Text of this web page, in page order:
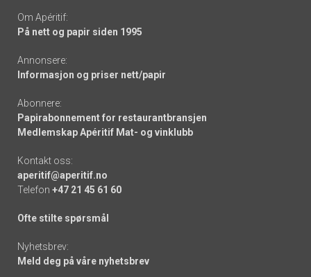
Om Apéritif:
På nett og papir siden 1995
Annonsere:
Informasjon og priser nett/papir
Abonnere:
Papirabonnement for restaurantbransjen
Medlemskap Apéritif Mat- og vinklubb
Kontakt oss:
aperitif@aperitif.no
Telefon +47 21 45 61 60
Ofte stilte spørsmål
Nyhetsbrev:
Meld deg på våre nyhetsbrev